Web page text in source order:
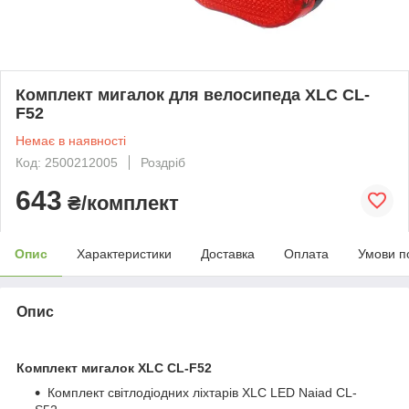
Комплект мигалок для велосипеда XLC CL-
F52
Немає в наявності
Код: 2500212005
Роздріб
643 ₴/комплект
Опис Характеристики Доставка Оплата Умови
Опис
Комплект мигалок XLC CL-F52
Комплект світлодіодних ліхтарів XLC LED Naiad CL-